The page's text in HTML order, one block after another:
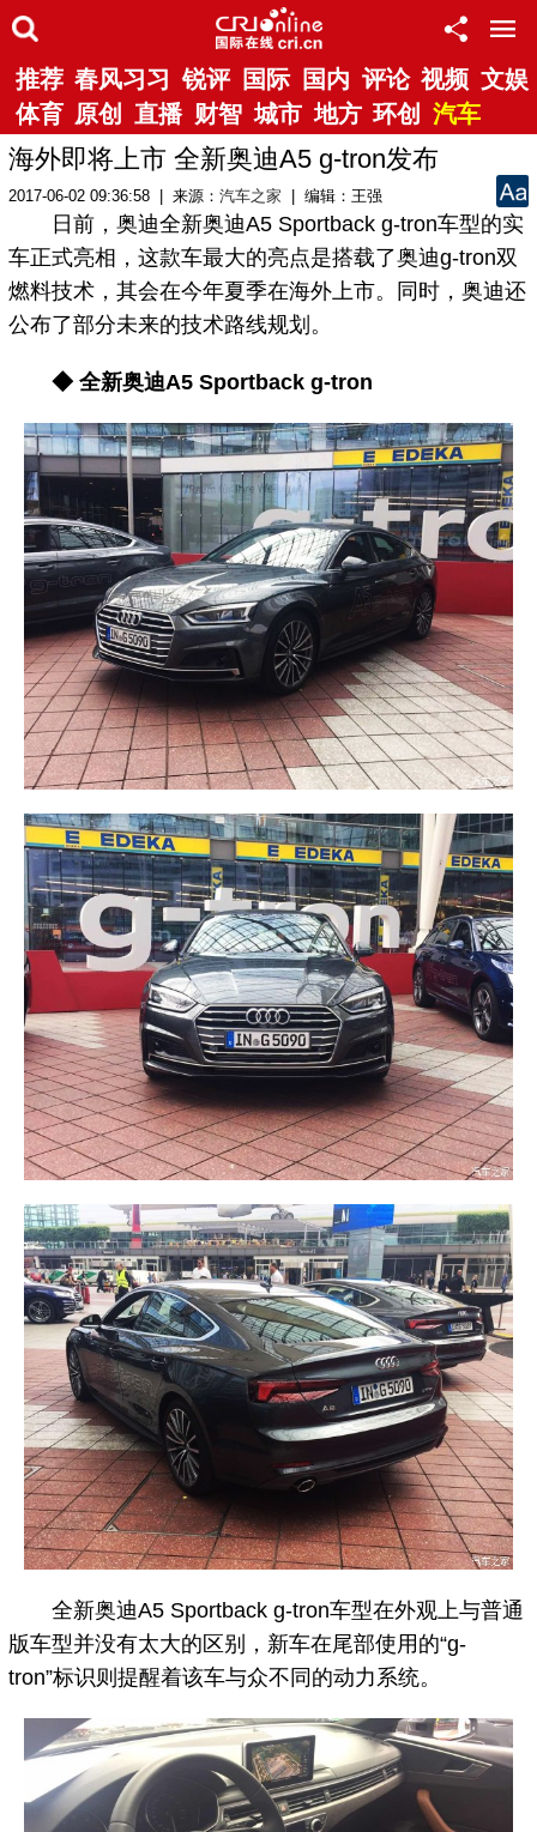
推荐 春风习习 锐评 国际 国内 评论 视频 文娱
体育 原创 直播 财智 城市 地方 环创 汽车
海外即将上市 全新奥迪A5 g-tron发布
2017-06-02 09:36:58 | 来源：汽车之家 | 编辑：王强
日前，奥迪全新奥迪A5 Sportback g-tron车型的实
车正式亮相，这款车最大的亮点是搭载了奥迪g-tron双
燃料技术，其会在今年夏季在海外上市。同时，奥迪还
公布了部分未来的技术路线规划。
◆ 全新奥迪A5 Sportback g-tron
全新奥迪A5 Sportback g-tron车型在外观上与普通
版车型并没有太大的区别，新车在尾部使用的“g-
tron”标识则提醒着该车与众不同的动力系统。